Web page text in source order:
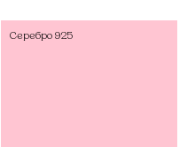
Серебро 925